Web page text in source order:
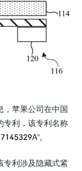
，苹果公司在中国
专利，该专利名称
。
专利涉及隐藏式紧